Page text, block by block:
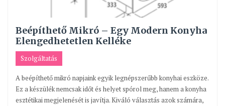
Beépíthető Mikró – Egy Modern Konyha
Elengedhetetlen Kelléke
Szolgáltatás
A beépíthető mikró napjaink egyik legnépszerűbb konyhai eszköze.
Ez a készülék nemcsak időt és helyet spórol meg, hanem a konyha
esztétikai megjelenését is javítja. Kiváló választás azok számára,